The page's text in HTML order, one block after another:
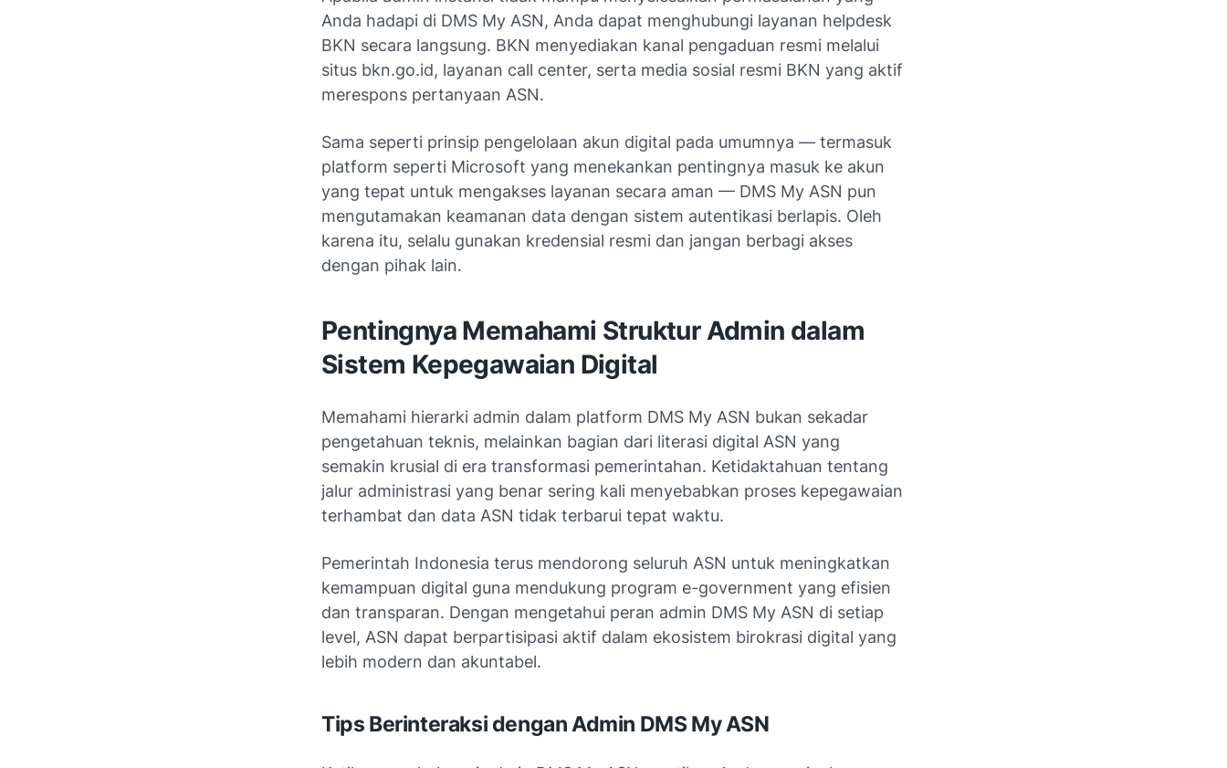
Anda hadapi di DMS My ASN, Anda dapat menghubungi layanan helpdesk
BKN secara langsung. BKN menyediakan kanal pengaduan resmi melalui
situs bkn.go.id, layanan call center, serta media sosial resmi BKN yang aktif
merespons pertanyaan ASN.
Sama seperti prinsip pengelolaan akun digital pada umumnya — termasuk
platform seperti Microsoft yang menekankan pentingnya masuk ke akun
yang tepat untuk mengakses layanan secara aman — DMS My ASN pun
mengutamakan keamanan data dengan sistem autentikasi berlapis. Oleh
karena itu, selalu gunakan kredensial resmi dan jangan berbagi akses
dengan pihak lain.
Pentingnya Memahami Struktur Admin dalam
Sistem Kepegawaian Digital
Memahami hierarki admin dalam platform DMS My ASN bukan sekadar
pengetahuan teknis, melainkan bagian dari literasi digital ASN yang
semakin krusial di era transformasi pemerintahan. Ketidaktahuan tentang
jalur administrasi yang benar sering kali menyebabkan proses kepegawaian
terhambat dan data ASN tidak terbarui tepat waktu.
Pemerintah Indonesia terus mendorong seluruh ASN untuk meningkatkan
kemampuan digital guna mendukung program e-government yang efisien
dan transparan. Dengan mengetahui peran admin DMS My ASN di setiap
level, ASN dapat berpartisipasi aktif dalam ekosistem birokrasi digital yang
lebih modern dan akuntabel.
Tips Berinteraksi dengan Admin DMS My ASN